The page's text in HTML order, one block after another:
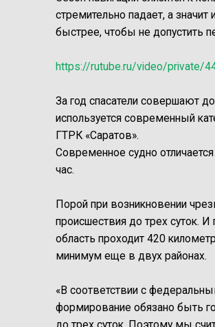
стремительно падает, а
быстрее, чтобы не допустить
https://rutube.ru/video/private/
За год спасатели совершают
используется современный
ГТРК «Саратов».
Современное судно
час.
Порой при возникновении
происшествия до трех суток.
область проходит 420
минимум еще в двух районах.
«В соответствии с
формирование обязано быть